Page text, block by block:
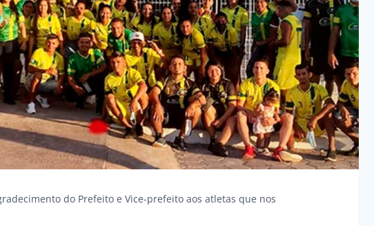
do Prefeito e Vice-prefeito aos atletas que nos